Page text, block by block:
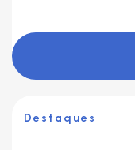
Destaques